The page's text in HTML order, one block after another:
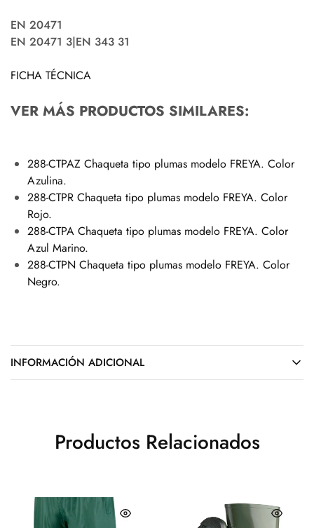
EN 20471
EN 20471 3|EN 343 31
FICHA TÉCNICA
VER MÁS PRODUCTOS SIMILARES:
288-CTPAZ Chaqueta tipo plumas modelo FREYA. Color
Azulina.
288-CTPR Chaqueta tipo plumas modelo FREYA. Color
Rojo.
288-CTPA Chaqueta tipo plumas modelo FREYA. Color
Azul Marino.
288-CTPN Chaqueta tipo plumas modelo FREYA. Color
Negro.
INFORMACIÓN ADICIONAL
Productos Relacionados